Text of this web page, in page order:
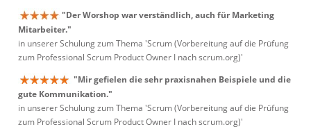
"Der Worshop war verständlich, auch für Marketing
Mitarbeiter."
in unserer Schulung zum Thema 'Scrum (Vorbereitung auf die Prüfung
zum Professional Scrum Product Owner I nach scrum.org)'
"Mir gefielen die sehr praxisnahen Beispiele und die
gute Kommunikation."
in unserer Schulung zum Thema 'Scrum (Vorbereitung auf die Prüfung
zum Professional Scrum Product Owner I nach scrum.org)'